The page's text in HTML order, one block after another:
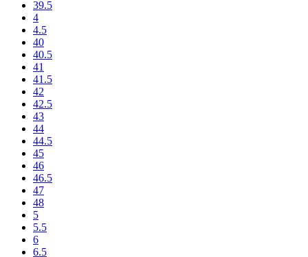
39.5
4
4.5
40
40.5
41
41.5
42
42.5
43
44
44.5
45
46
46.5
47
48
5
5.5
6
6.5